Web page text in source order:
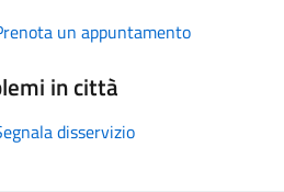
un appuntamento
in città
disservizio